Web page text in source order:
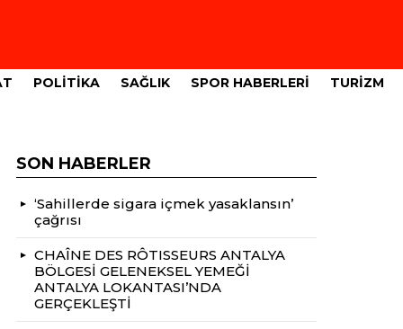
POLITIKA SAĞLIK SPOR HABERLERI TURIZM
SON HABERLER
‘Sahillerde sigara içmek yasaklansın’
çağrısı
CHAÎNE DES RÔTISSEURS ANTALYA
BÖLGESİ GELENEKSEL YEMEĞİ
ANTALYA LOKANTASI’NDA
GERÇEKLEŞTİ